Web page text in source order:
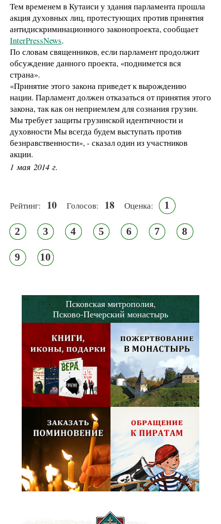
Тем временем в Кутаиси у здания парламента прошла
акция духовных лиц, протестующих против принятия
антидискриминационного законопроекта, сообщает
InterPressNews.
По словам священников, если парламент продолжит
обсуждение данного проекта, «поднимется вся
страна».
«Принятие этого закона приведет к вырождению
нации. Парламент должен отказаться от принятия этого
закона, так как он неприемлем для сознания грузин.
Мы требует защиты грузинской идентичности и
духовности Мы всегда будем выступать против
безнравственности», - сказал один из участников
акции.
1 мая 2014 г.
Рейтинг: 10 Голосов: 18 Оценка: 1
2 3 4 5 6 7 8
9 10
Псковская митрополия,
Псково-Печерский монастырь